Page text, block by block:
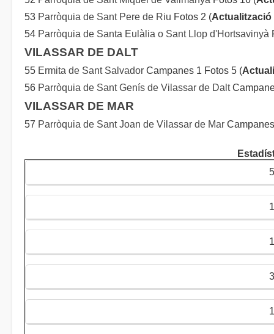
53 Parròquia de Sant Pere de Riu Fotos 2 (Actualització
54 Parròquia de Santa Eulàlia o Sant Llop d'Hortsavinyà
VILASSAR DE DALT
55 Ermita de Sant Salvador Campanes 1 Fotos 5 (
56 Parròquia de Sant Genís de Vilassar de Dalt
VILASSAR DE MAR
57 Parròquia de Sant Joan de Vilassar de Mar
1
3